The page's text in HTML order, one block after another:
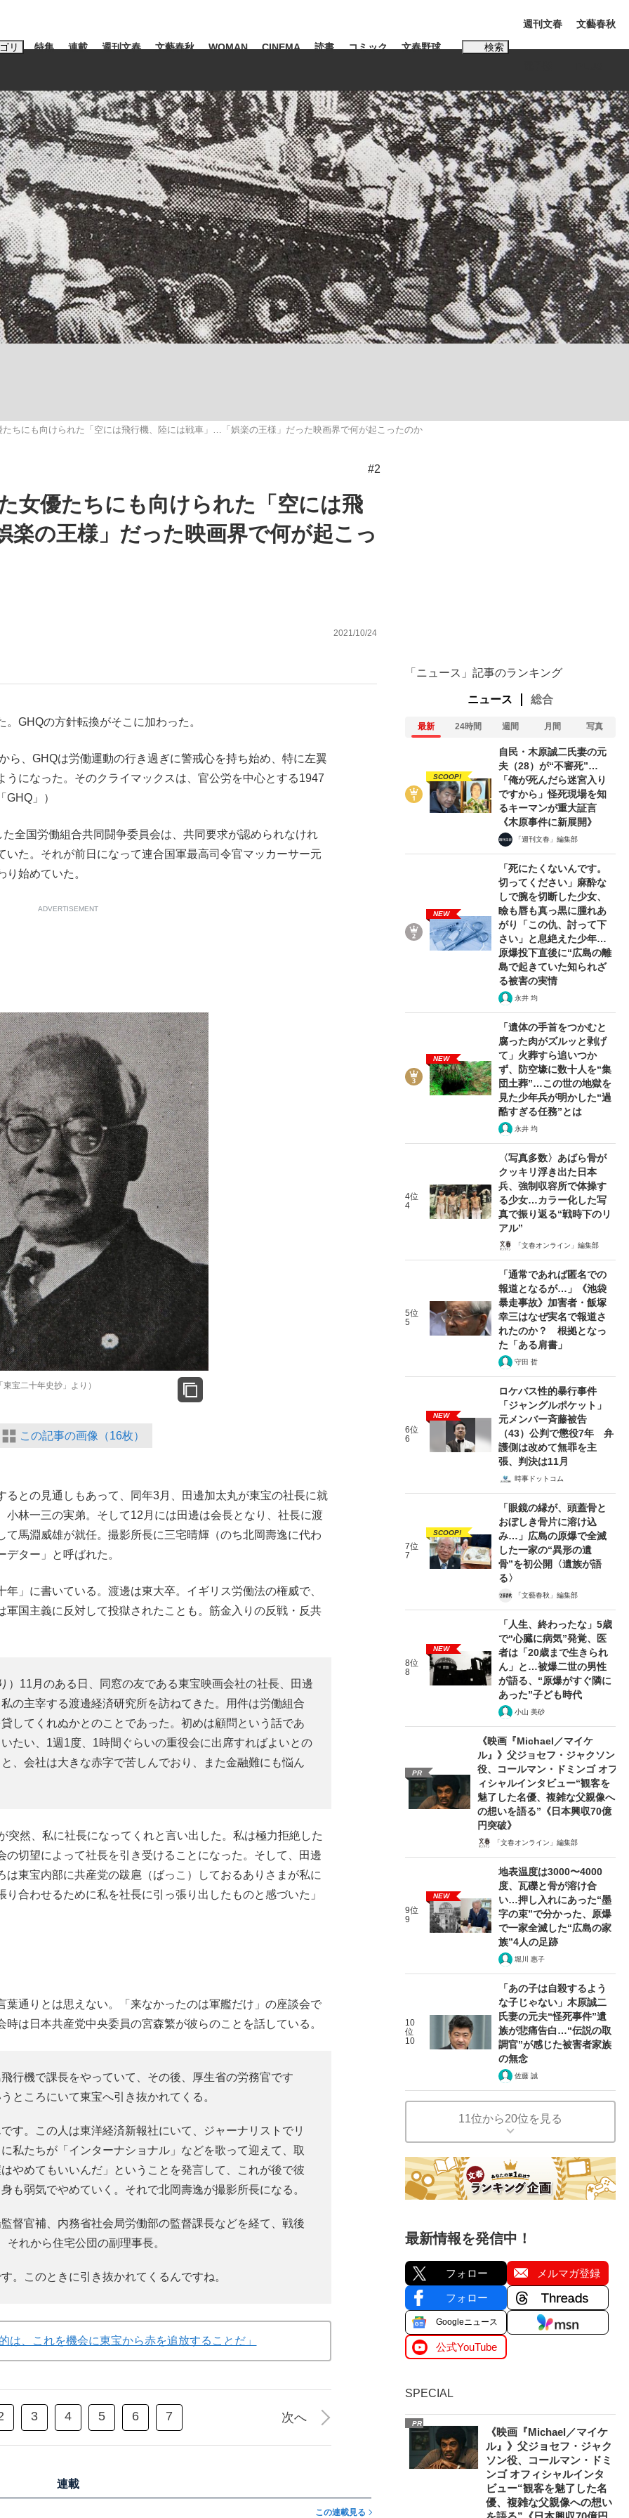
リ
明かした日本代表監督に... 「最悪の空気のまま解散」WBC日本代表“敗戦”の真実 選手が明かす...
特集
観る将棋、読む将棋
連載 週刊文春 文藝春秋 WOMAN CINEMA 読書 コミック 文春野球 検索
ワードタグ一覧
凌輝 #高市早苗 #後藤真希 #森岡毅 #城彰二 #内田有紀
#松田聖子
亀和田武
週刊文春 文藝春秋
ちにも向けられた「空には飛行機、陸には戦車」…「娯楽の王様」だった映画界で何が起こったのか
#2
女優たちにも向けられた「空には飛
の王様」だった映画界で何が起こっ
2021/10/24
GHQの方針転換がそこに加わった。
ら、GHQは労働運動の行き過ぎに警戒心を持ち始め、特に左翼
うになった。そのクライマックスは、官公労を中心とする1947
」）
全国労働組合共同闘争委員会は、共同要求が認められなけれ
いた。それが前日になって連合国軍最高司令官マッカーサー元
始めていた。
ADVERTISEMENT
宝二十年史抄」より）
この記事の画像（16枚）
との見通しもあって、同年3月、田邊加太丸が東宝の社長に就
小林一三の実弟。そして12月には田邊は会長となり、社長に渡
て馬淵威雄が就任。撮影所長に三宅晴輝（のち北岡壽逸に代わ
ター」と呼ばれた。
」に書いている。渡邊は東大卒。イギリス労働法の権威で、
軍国主義に反対して投獄されたことも。筋金入りの反戦・反共
11月のある日、同窓の友である東宝映画会社の社長、田邊
の主宰する渡邊経済研究所を訪ねてきた。用件は労働組合
してくれぬかとのことであった。初めは顧問という話であ
たい、1週1度、1時間ぐらいの重役会に出席すればよいとの
、会社は大きな赤字で苦しんでおり、また金融難にも悩ん
然、私に社長になってくれと言い出した。私は極力拒絶した
の切望によって社長を引き受けることになった。そして、田邊
東宝内部に共産党の跋扈（ばっこ）しておるありさまが私に
合わせるために私を社長に引っ張り出したものと感づいた」
通りとは思えない。「来なかったのは軍艦だけ」の座談会で
は日本共産党中央委員の宮森繁が彼らのことを話している。
機で課長をやっていて、その後、厚生省の労務官です
ところにいて東宝へ引き抜かれてくる。
。この人は東洋経済新報社にいて、ジャーナリストでリ
私たちが「インターナショナル」などを歌って迎えて、取
やめてもいいんだ」ということを発言して、これが後で彼
も弱気でやめていく。それで北岡壽逸が撮影所長になる。
官補、内務省社会局労働部の監督課長などを経て、戦後
れから住宅公団の副理事長。
このときに引き抜かれてくるんですね。
は、これを機会に東宝から赤を追放することだ」
3 4 5 6 7 次へ
連載
この連載見る
「ニュース」記事のランキング
ニュース 総合
最新 24時間 週間 月間 写真
SCOOP!
自民・木原誠二氏妻の元
夫（28）が“不審死”…
「俺が死んだら迷宮入り
ですから」怪死現場を知
るキーマンが重大証言
《木原事件に新展開》
「週刊文春」編集部
NEW
「死にたくないんです。
切ってください」麻酔な
しで腕を切断した少女、
瞼も唇も真っ黒に腫れあ
がり「この仇、討って下
さい」と息絶えた少年…
原爆投下直後に“広島の離
島で起きていた知られざ
る被害の実情
永井 均
NEW
「遺体の手首をつかむと
腐った肉がズルッと剥げ
て」火葬すら追いつか
ず、防空壕に数十人を“集
団土葬”…この世の地獄を
見た少年兵が明かした“過
酷すぎる任務”とは
永井 均
4位
4
〈写真多数〉あばら骨が
クッキリ浮き出た日本
兵、強制収容所で体操す
る少女…カラー化した写
真で振り返る“戦時下のリ
アル”
「文春オンライン」編集部
5位
5
「通常であれば匿名での
報道となるが…」《池袋
暴走事故》加害者・飯塚
幸三はなぜ実名で報道さ
れたのか？ 根拠となっ
た「ある肩書」
守田 哲
6位
6
NEW
ロケバス性的暴行事件
「ジャングルポケット」
元メンバー斉藤被告
（43）公判で懲役7年 弁
護側は改めて無罪を主
張、判決は11月
時事ドットコム
7位
7
SCOOP!
「眼鏡の縁が、頭蓋骨と
おぼしき骨片に溶け込
み…」広島の原爆で全滅
した一家の“異形の遺
骨”を初公開〈遺族が語
る〉
「文藝春秋」編集部
8位
8
NEW
「人生、終わったな」5歳
で“心臓に病気”発覚、医
者は「20歳まで生きられ
ん」と…被爆二世の男性
が語る、“原爆がすぐ隣に
あった”子ども時代
小山 美砂
PR
《映画『Michael／マイケ
ル』》父ジョセフ・ジャクソン
役、コールマン・ドミンゴ オフ
ィシャルインタビュー“観客を
魅了した名優、複雑な父親像へ
の想いを語る”《日本興収70億
円突破》
「文春オンライン」編集部
9位
9
NEW
地表温度は3000〜4000
度、瓦礫と骨が溶け合
い…押し入れにあった“墨
字の束”で分かった、原爆
で一家全滅した“広島の家
族”4人の足跡
堀川 惠子
10
位
10
「あの子は自殺するよう
な子じゃない」木原誠二
氏妻の元夫“怪死事件”遺
族が悲痛告白…“伝説の取
調官”が感じた被害者家族
の無念
佐藤 誠
11位から20位を見る
最新情報を発信中！
フォロー メルマガ登録
フォロー
Googleニュース
公式YouTube
SPECIAL
PR
《映画『Michael／マイケ
ル』》父ジョセフ・ジャク
ソン役、コールマン・ドミ
ンゴ オフィシャルインタ
ビュー“観客を魅了した名
優、複雑な父親像への想い